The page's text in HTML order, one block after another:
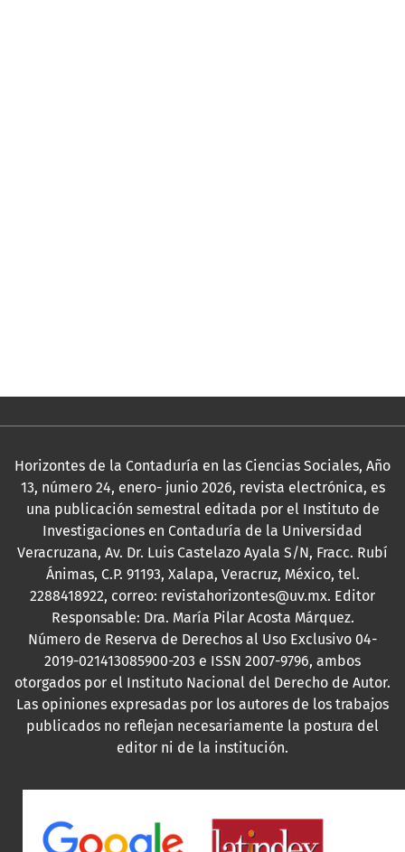
Horizontes de la Contaduría en las Ciencias Sociales, Año
13, número 24, enero- junio 2026, revista electrónica, es
una publicación semestral editada por el Instituto de
Investigaciones en Contaduría de la Universidad
Veracruzana, Av. Dr. Luis Castelazo Ayala S/N, Fracc. Rubí
Ánimas, C.P. 91193, Xalapa, Veracruz, México, tel.
2288418922, correo: revistahorizontes@uv.mx. Editor
Responsable: Dra. María Pilar Acosta Márquez.
Número de Reserva de Derechos al Uso Exclusivo 04-
2019-021413085900-203 e ISSN 2007-9796, ambos
otorgados por el Instituto Nacional del Derecho de Autor.
Las opiniones expresadas por los autores de los trabajos
publicados no reflejan necesariamente la postura del
editor ni de la institución.